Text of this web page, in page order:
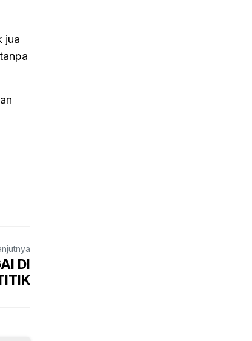
jua
DI